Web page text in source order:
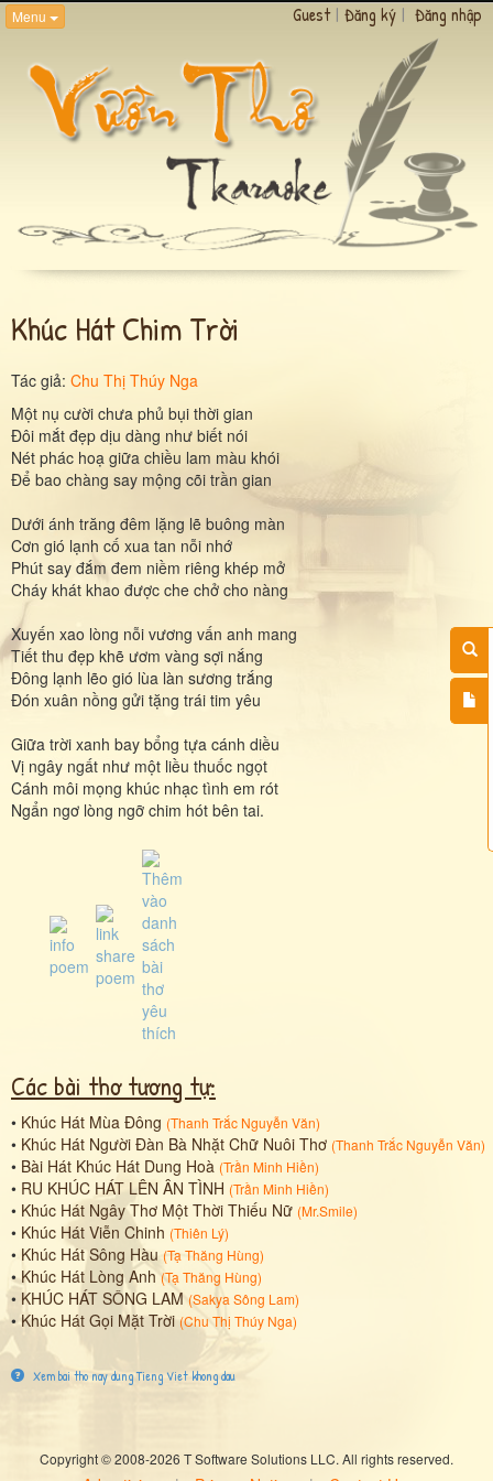
Menu Guest | Đăng ký | Đăng nhập
Khúc Hát Chim Trời
Tác giả: Chu Thị Thúy Nga
Một nụ cười chưa phủ bụi thời gian
Đôi mắt đẹp dịu dàng như biết nói
Nét phác hoạ giữa chiều lam màu khói
Để bao chàng say mộng cõi trần gian
Dưới ánh trăng đêm lặng lẽ buông màn
Cơn gió lạnh cố xua tan nỗi nhớ
Phút say đắm đem niềm riêng khép mở
Cháy khát khao được che chở cho nàng
Xuyến xao lòng nỗi vương vấn anh mang
Tiết thu đẹp khẽ ươm vàng sợi nắng
Đông lạnh lẽo gió lùa làn sương trắng
Đón xuân nồng gửi tặng trái tim yêu
Giữa trời xanh bay bổng tựa cánh diều
Vị ngây ngất như một liều thuốc ngọt
Cánh môi mọng khúc nhạc tình em rót
Ngẩn ngơ lòng ngỡ chim hót bên tai.
Các bài thơ tương tự:
• Khúc Hát Mùa Đông (Thanh Trắc Nguyễn Văn)
• Khúc Hát Người Đàn Bà Nhặt Chữ Nuôi Thơ (Thanh Trắc Nguyễn Văn)
• Bài Hát Khúc Hát Dung Hoà (Trần Minh Hiền)
• RU KHÚC HÁT LÊN ÂN TÌNH (Trần Minh Hiền)
• Khúc Hát Ngây Thơ Một Thời Thiếu Nữ (Mr.Smile)
• Khúc Hát Viễn Chinh (Thiên Lý)
• Khúc Hát Sông Hàu (Tạ Thăng Hùng)
•Khúc Hát Lòng Anh (Tạ Thăng Hùng)
• KHÚC HÁT SÔNG LAM (Sakya Sông Lam)
•Khúc Hát Gọi Mặt Trời (Chu Thị Thúy Nga)
Xem bai tho nay dung Tieng Viet khong dau
Copyright © 2008-2026 T Software Solutions LLC. All rights reserved.